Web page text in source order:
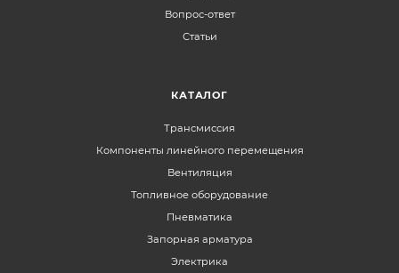
Вопрос-ответ
Статьи
КАТАЛОГ
Трансмиссия
Компоненты линейного перемещения
Вентиляция
Топливное оборудование
Пневматика
Запорная арматура
Электрика